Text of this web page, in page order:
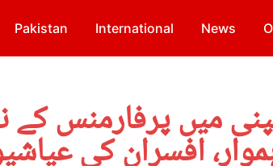
Pakistan International News
میں پرفارمنس کے